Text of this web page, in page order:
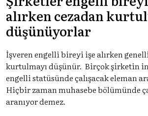
alırken cezadan
düşünüyorlar
İşveren engelli bireyi işe alırken
kurtulmayı düşünür. Birçok şirketin
engelli statüsünde çalışacak eleman
Hiçbir zaman muhasebe bölümünde
aranıyor demez.